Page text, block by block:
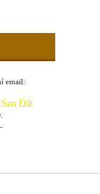
email:
Đất